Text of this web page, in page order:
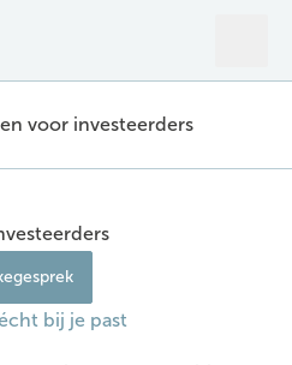
voor investeerders
bij je past